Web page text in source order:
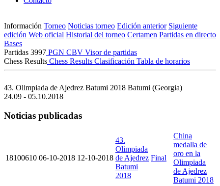
Información Torneo Noticias torneo Edición anterior Siguiente
edición Web oficial Historial del torneo Certamen Partidas en directo
Bases
Partidas 3997 PGN CBV Visor de partidas
Chess Results Chess Results Clasificación Tabla de horarios
43. Olimpiada de Ajedrez Batumi 2018 Batumi (Georgia)
24.09 - 05.10.2018
Noticias publicadas
18100610 06-10-2018 12-10-2018
43.
Olimpiada
de Ajedrez
Batumi
2018
Final
China
medalla de
oro en la
Olimpiada
de Ajedrez
Batumi 2018